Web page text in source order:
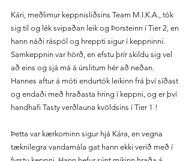
Kári, meðlimur keppnisliðsins Team M.I.K.A., tók
sig til og lék svipaðan leik og Þorsteinn í Tier 2, en
hann náði ráspól og hreppti sigur í keppninni.
Samkeppnin var hörð, en efstu þrír skildu sig vel
að eins og sjá má á úrslitum hér að neðan.
Hannes aftur á móti endurtók leikinn frá því síðast
og endaði með hraðasta hring í keppni, og er því
handhafi Tasty verðlauna kvöldsins í Tier 1 !
Þetta var kærkominn sigur hjá Kára, en vegna
tæknilegra vandamála gat hann ekki verið með í